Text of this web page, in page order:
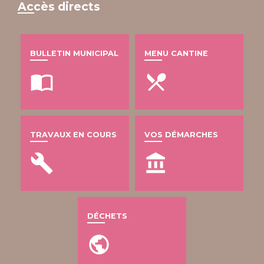
Accès directs
BULLETIN MUNICIPAL
import_contacts
MENU CANTINE
local_dining
TRAVAUX EN COURS
build
VOS DÉMARCHES
account_balance
DÉCHETS
public